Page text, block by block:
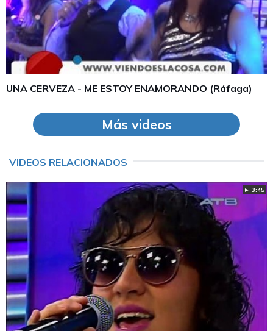
UNA CERVEZA - ME ESTOY ENAMORANDO (Ráfaga)
Más videos
VIDEOS RELACIONADOS
► 3:45